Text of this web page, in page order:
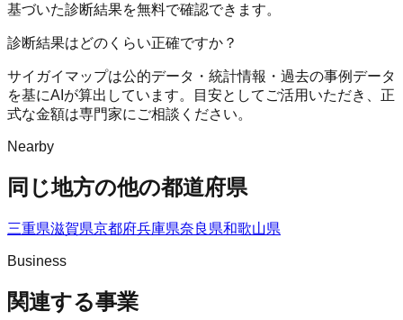
基づいた診断結果を無料で確認できます。
診断結果はどのくらい正確ですか？
サイガイマップは公的データ・統計情報・過去の事例データ
を基にAIが算出しています。目安としてご活用いただき、正
式な金額は専門家にご相談ください。
Nearby
同じ地方の他の都道府県
三重県滋賀県京都府兵庫県奈良県和歌山県
Business
関連する事業